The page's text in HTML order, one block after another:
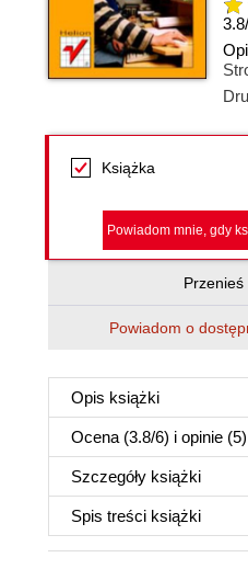
3.8/
Książka
Powiadom mnie, gdy
Przenieś
Powiadom o
Opis książki
Ocena (3.8/6) i opinie (5)
Szczegóły książki
Spis treści książki